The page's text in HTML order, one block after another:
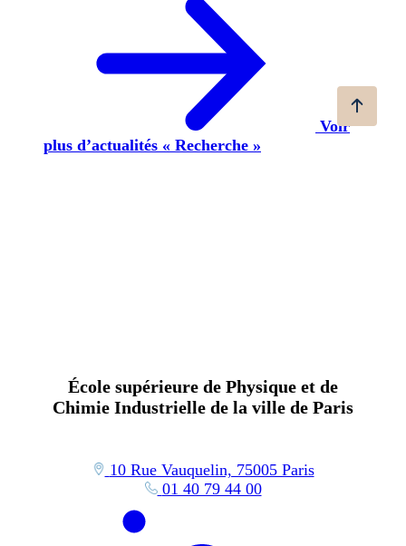
Voir
plus d’actualités « Recherche »
École supérieure de Physique et de
Chimie Industrielle de la ville de Paris
10 Rue Vauquelin, 75005 Paris
01 40 79 44 00